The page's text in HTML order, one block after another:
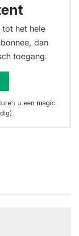
tot het hele
dan
toegang.
u een magic